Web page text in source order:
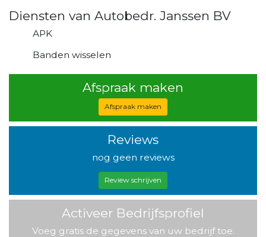
Diensten van Autobedr. Janssen BV
APK
Banden wisselen
Afspraak maken
Afspraak maken
Reviews
nog geen reviews
Review schrijven
Activeer Bedrijfsprofiel
Voeg gratis de gegevens van uw bedrijf toe.